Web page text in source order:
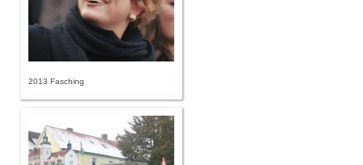
2013 Fasching